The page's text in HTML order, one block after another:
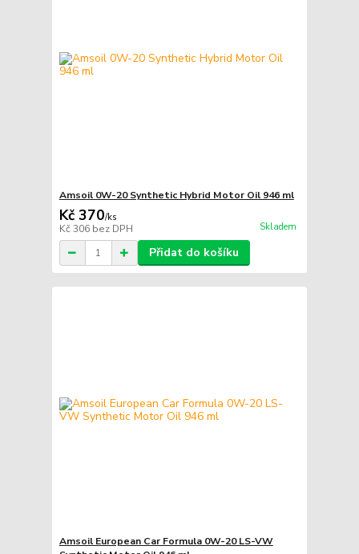
Amsoil 0W-20 Synthetic Hybrid Motor Oil 946 ml
Kč 370/ks
Kč 306 bez DPH Skladem
Přidat do košíku
Amsoil European Car Formula 0W-20 LS-VW